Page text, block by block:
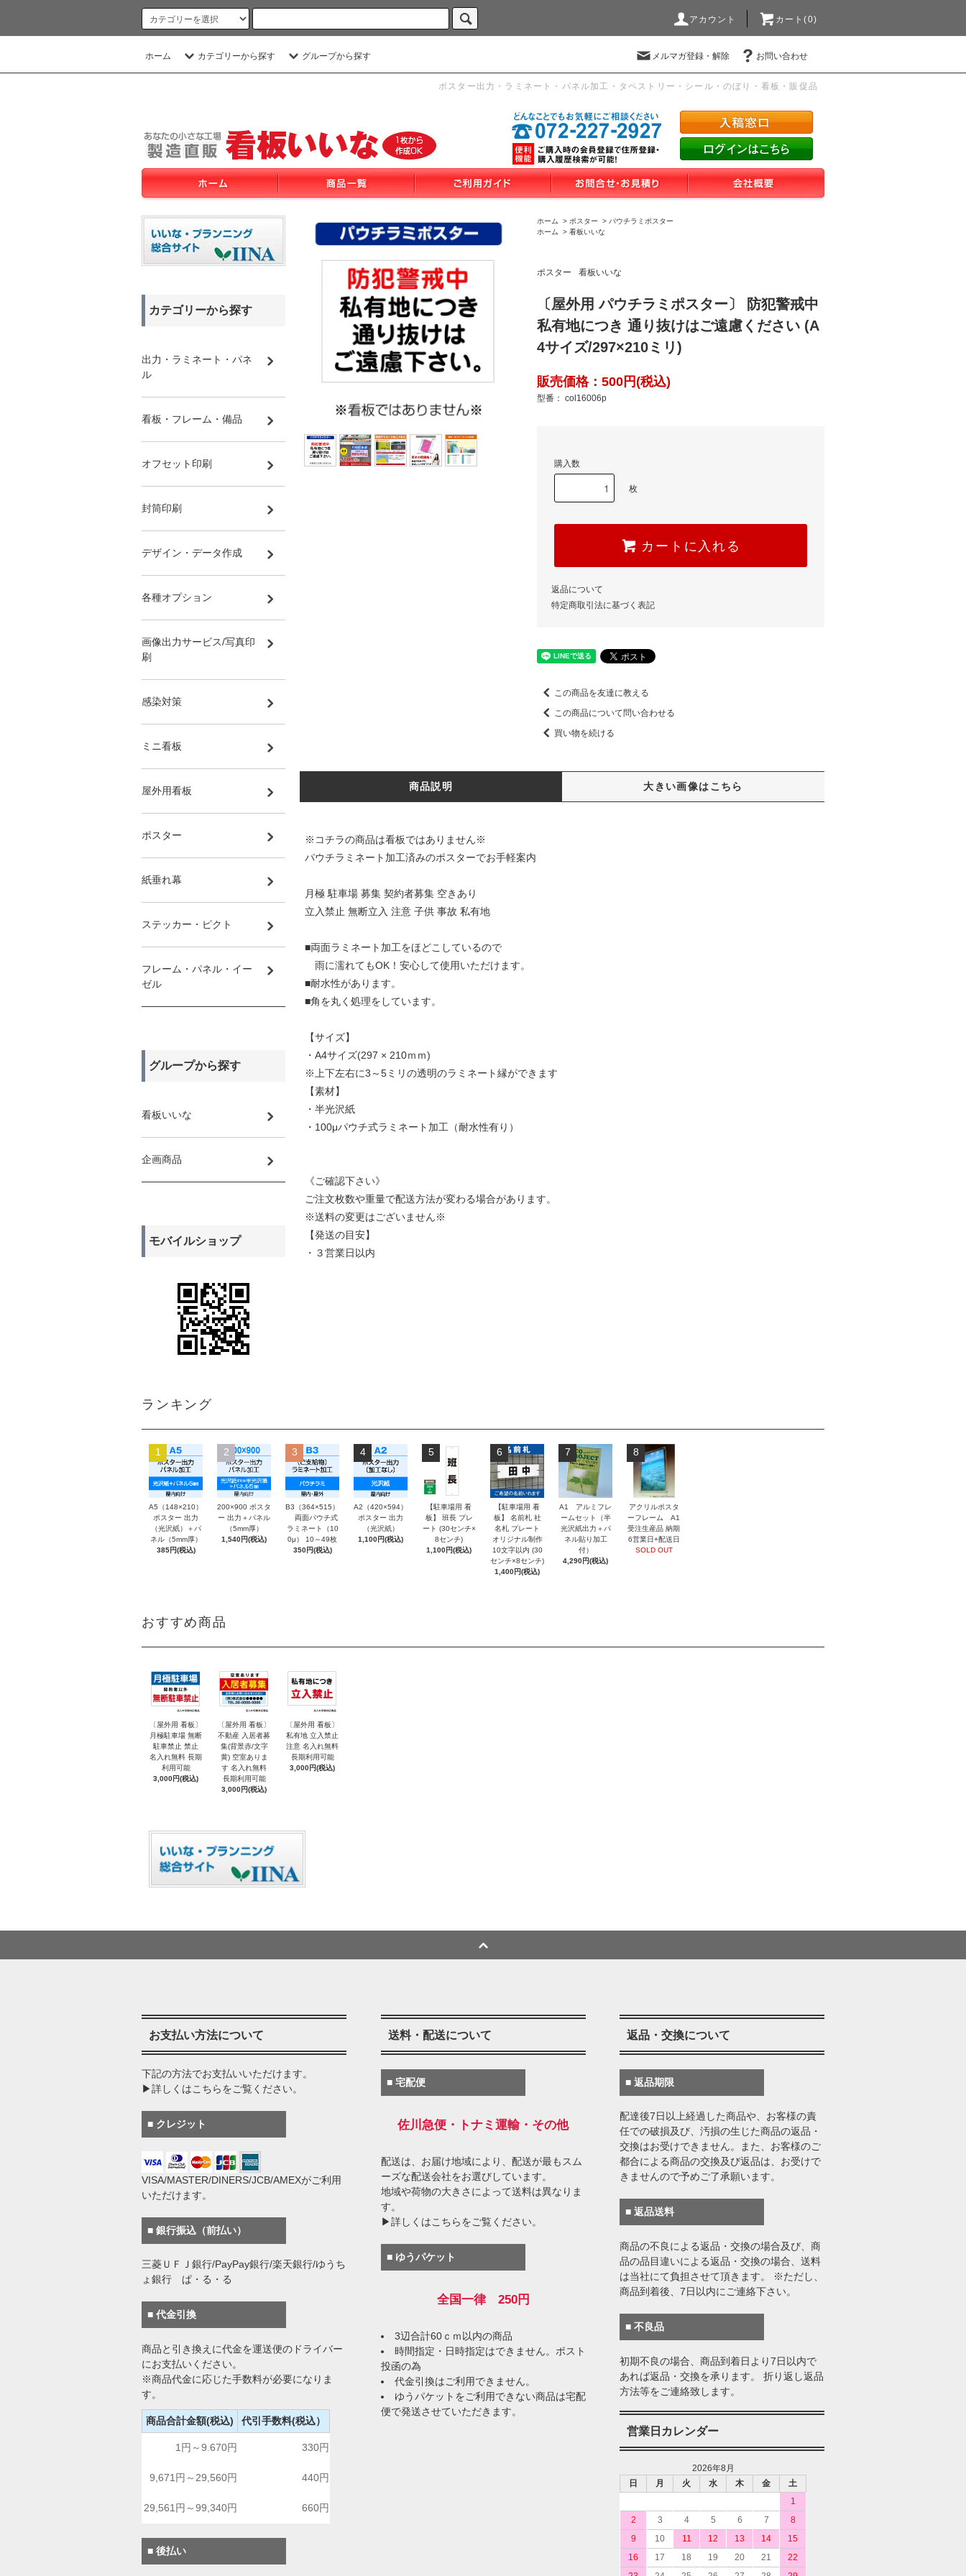
アカウント カート(0)
ホーム カテゴリーから探す グループから探す メルマガ登録・解除 お問い合わせ
ポスター出力・ラミネート・パネル加工・タペストリー・シール・のぼり・看板・販促品
ホーム > ポスター > パウチラミポスター
ホーム
> 看板いいな
ポスター 看板いいな
〔屋外用 パウチラミポスター〕 防犯警戒中
私有地につき 通り抜けはご遠慮ください (A
4サイズ/297×210ミリ)
販売価格：500円(税込)
型番： col16006p
購入数
枚
カートに入れる
返品について
特定商取引法に基づく表記
この商品を友達に教える
この商品について問い合わせる
買い物を続ける
商品説明 大きい画像はこちら
※コチラの商品は看板ではありません※
パウチラミネート加工済みのポスターでお手軽案内
月極 駐車場 募集 契約者募集 空きあり
立入禁止 無断立入 注意 子供 事故 私有地
■両面ラミネート加工をほどこしているので
雨に濡れてもOK！安心して使用いただけます。
■耐水性があります。
■角を丸く処理をしています。
【サイズ】
・A4サイズ(297 × 210ｍｍ)
※上下左右に3～5ミリの透明のラミネート縁ができます
【素材】
・半光沢紙
・100μパウチ式ラミネート加工（耐水性有り）
《ご確認下さい》
ご注文枚数や重量で配送方法が変わる場合があります。
※送料の変更はございません※
【発送の目安】
・３営業日以内
カテゴリーから探す
出力・ラミネート・パネ
ル
看板・フレーム・備品
オフセット印刷
封筒印刷
デザイン・データ作成
各種オプション
画像出力サービス/写真印
刷
感染対策
ミニ看板
屋外用看板
ポスター
紙垂れ幕
ステッカー・ピクト
フレーム・パネル・イー
ゼル
グループから探す
看板いいな
企画商品
モバイルショップ
ランキング
1
A5（148×210）
ポスター 出力
（光沢紙）＋パ
ネル（5mm厚）
385円(税込)
2
200×900 ポスタ
ー 出力＋パネル
（5mm厚）
1,540円(税込)
3
B3（364×515）
両面パウチ式
ラミネート（10
0μ） 10～49枚
350円(税込)
4
A2（420×594）
ポスター 出力
（光沢紙）
1,100円(税込)
5
【駐車場用 看
板】 班長 プレ
ート (30センチ×
8センチ)
1,100円(税込)
6
【駐車場用 看
板】 名前札 社
名札 プレート
オリジナル制作
10文字以内 (30
センチ×8センチ)
1,400円(税込)
7
A1 アルミフレ
ームセット（半
光沢紙出力＋パ
ネル貼り加工
付）
4,290円(税込)
8
アクリルポスタ
ーフレーム A1
受注生産品 納期
6営業日+配送日
SOLD OUT
おすすめ商品
〔屋外用 看板〕
月極駐車場 無断
駐車禁止 禁止
名入れ無料 長期
利用可能
3,000円(税込)
〔屋外用 看板〕
不動産 入居者募
集(背景赤/文字
黄) 空室ありま
す 名入れ無料
長期利用可能
3,000円(税込)
〔屋外用 看板〕
私有地 立入禁止
注意 名入れ無料
長期利用可能
3,000円(税込)
お支払い方法について
下記の方法でお支払いいただけます。
▶詳しくはこちらをご覧ください。
■ クレジット
VISA/MASTER/DINERS/JCB/AMEXがご利用
いただけます。
■ 銀行振込（前払い）
三菱ＵＦＪ銀行/PayPay銀行/楽天銀行/ゆうち
ょ銀行 ぱ・る・る
■ 代金引換
商品と引き換えに代金を運送便のドライバー
にお支払いください。
※商品代金に応じた手数料が必要になりま
す。
商品合計金額(税込) 代引手数料(税込）
1円～9.670円 330円
9,671円～29,560円 440円
29,561円～99,340円 660円
■ 後払い
送料・配送について
■ 宅配便
佐川急便・トナミ運輸・その他
配送は、お届け地域により、配送が最もスム
ーズな配送会社をお選びしています。
地域や荷物の大きさによって送料は異なりま
す。
▶詳しくはこちらをご覧ください。
■ ゆうパケット
全国一律 250円
3辺合計60ｃｍ以内の商品
時間指定・日時指定はできません。ポスト
投函の為
代金引換はご利用できません。
ゆうパケットをご利用できない商品は宅配
便で発送させていただきます。
返品・交換について
■ 返品期限
配達後7日以上経過した商品や、お客様の責
任での破損及び、汚損の生じた商品の返品・
交換はお受けできません。また、お客様のご
都合による商品の交換及び返品は、お受けで
きませんので予めご了承願います。
■ 返品送料
商品の不良による返品・交換の場合及び、商
品の品目違いによる返品・交換の場合、送料
は当社にて負担させて頂きます。 ※ただし、
商品到着後、7日以内にご連絡下さい。
■ 不良品
初期不良の場合、商品到着日より7日以内で
あれば返品・交換を承ります。 折り返し返品
方法等をご連絡致します。
営業日カレンダー
2026年8月
日
月 火 水 木 金
土
1
2
3 4 5 6 7
8
9
10 11 12 13 14
15
16
17 18 19 20 21
22